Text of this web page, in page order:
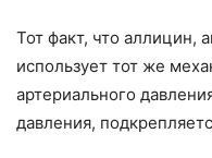
Тот факт, что аллицин,
использует тот же
артериального
давления,